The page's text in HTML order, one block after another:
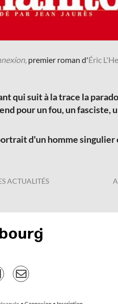
premier roman d'Éric
qui suit à la trace la
pour un fou, un fasciste,
d'un homme singulier
ACTUALITÉS